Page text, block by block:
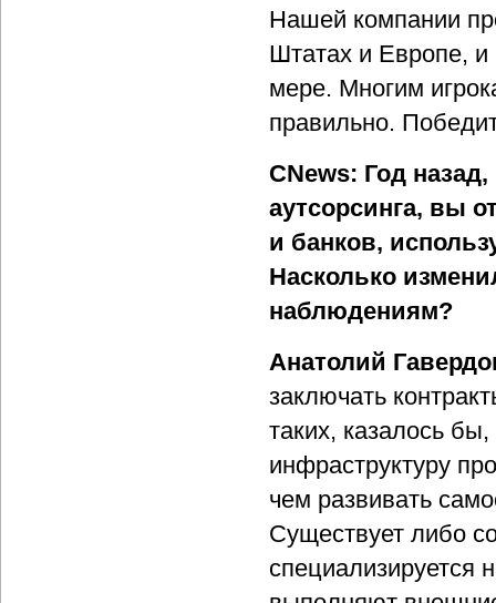
Нашей компании
Штатах и Европе, и
мере. Многим
правильно.
CNews: Год
аутсорсинга, вы
и банков,
Насколько
наблюдениям?
Анатолий
заключать
таких, казалось
инфраструктуру
чем развивать
Существует либо
специализируется